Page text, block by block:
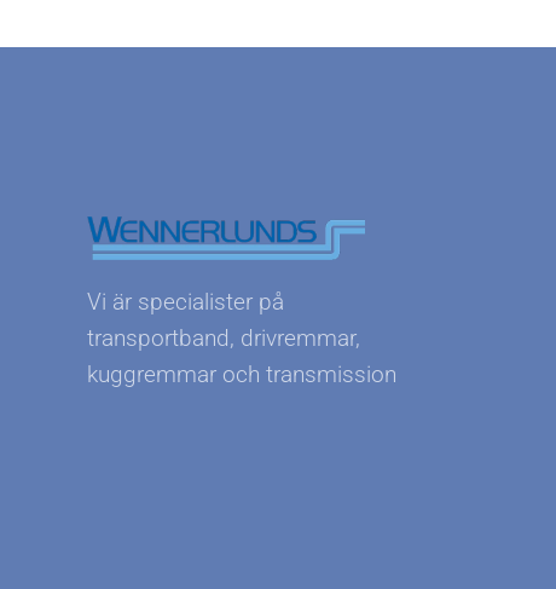
Vi är specialister på
transportband, drivremmar,
kuggremmar och transmission